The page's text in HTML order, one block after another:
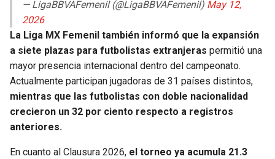
— LigaBBVAFemenil (@LigaBBVAFemenil) May 12,
2026
La Liga MX Femenil también informó que la expansión
a siete plazas para futbolistas extranjeras permitió una
mayor presencia internacional dentro del campeonato.
Actualmente participan jugadoras de 31 países distintos,
mientras que las futbolistas con doble nacionalidad
crecieron un 32 por ciento respecto a registros
anteriores.
En cuanto al Clausura 2026, el torneo ya acumula 21.3